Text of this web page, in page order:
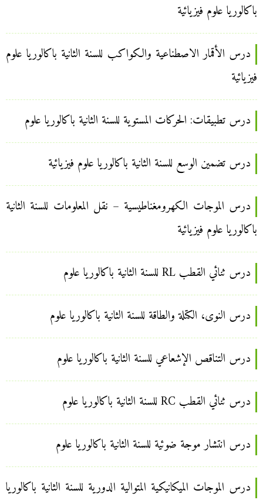
باكالوريا علوم فيزيائية
درس الأقمار الاصطناعية والكواكب للسنة الثانية باكالوريا علوم
فيزيائية
درس تطبيقات: الحركات المستوية للسنة الثانية باكالوريا علوم
درس تضمين الوسع للسنة الثانية باكالوريا علوم فيزيائية
درس الموجات الكهرومغناطيسية – نقل المعلومات للسنة الثانية
باكالوريا علوم فيزيائية
درس ثنائي القطب RL للسنة الثانية باكالوريا علوم
درس النوى، الكتلة والطاقة للسنة الثانية باكالوريا علوم
درس التناقص الإشعاعي للسنة الثانية باكالوريا علوم
درس ثنائي القطب RC للسنة الثانية باكالوريا علوم
درس انتشار موجة ضوئية للسنة الثانية باكالوريا علوم
درس الموجات الميكانيكية المتوالية الدورية للسنة الثانية باكالوريا